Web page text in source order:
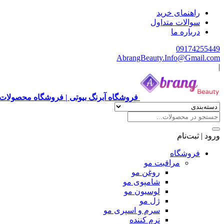
راهنمای خرید
سوالات متداول
درباره ما
09174255449
AbrangBeauty.Info@Gmail.com
|
فروشگاه آبرنگ بیوتی | فروشگاه
ورود | ثبت‌نام
فروشگاه
مراقبت مو
روغن مو
شامپوی مو
لوسیون مو
ژل مو
سرم و اسپری مو
نرم کننده